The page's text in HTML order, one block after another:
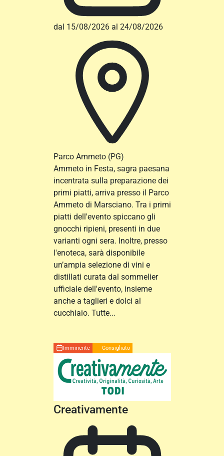
dal 15/08/2026 al 24/08/2026
Parco Ammeto (PG)
Ammeto in Festa, sagra paesana
incentrata sulla preparazione dei
primi piatti, arriva presso il Parco
Ammeto di Marsciano. Tra i primi
piatti dell'evento spiccano gli
gnocchi ripieni, presenti in due
varianti ogni sera. Inoltre, presso
l'enoteca, sarà disponibile
un’ampia selezione di vini e
distillati curata dal sommelier
ufficiale dell'evento, insieme
anche a taglieri e dolci al
cucchiaio. Tutte...
Imminente Consigliato
Creativamente